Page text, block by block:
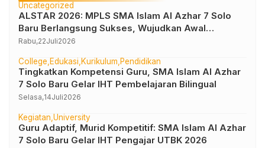
Uncategorized
ALSTAR 2026: MPLS SMA Islam Al Azhar 7 Solo
Baru Berlangsung Sukses, Wujudkan Awal
Perjalanan Peserta Didik yang Berkarakter
Rabu,22Juli2026
College Edukasi Kurikulum Pendidikan
Tingkatkan Kompetensi Guru, SMA Islam Al Azhar
7 Solo Baru Gelar IHT Pembelajaran Bilingual
Selasa,14Juli2026
Kegiatan University
Guru Adaptif, Murid Kompetitif: SMA Islam Al Azhar
7 Solo Baru Gelar IHT Pengajar UTBK 2026